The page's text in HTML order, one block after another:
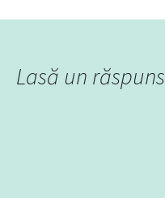
Lasă un răspuns